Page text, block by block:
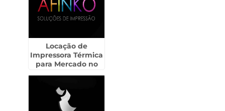
Locação de
Impressora Térmica
para Mercado no